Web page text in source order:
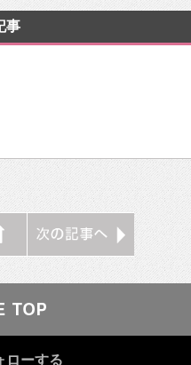
事
ローする